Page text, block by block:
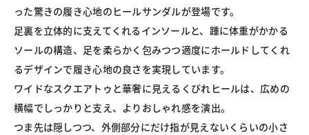
った驚きの履き心地のヒールサンダルが登場です。
足裏を立体的に支えてくれるインソールと、踵に体重がかかる
ソールの構造、足を柔らかく包みつつ適度にホールドしてくれ
るデザインで履き心地の良さを実現しています。
ワイドなスクエアトゥと華奢に見えるくびれヒールは、広めの
横幅でしっかりと支え、よりおしゃれ感を演出。
つま先は隠しつつ、外側部分にだけ指が見えないくらいの小さ